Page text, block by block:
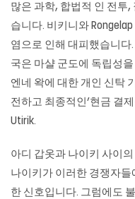
많은 과학, 합법적 인 전투
습니다. 비키니와
염으로 인해 대피했습니다.
국은 마샬 군도에 독립성
엔네 왁에 대한 개인 신탁
전하고 최종적인’현금 결
Utirik.
아디 갑옷과 나이키 사이
나이키가 이러한 경쟁자들
한 신호입니다. 그럼에도